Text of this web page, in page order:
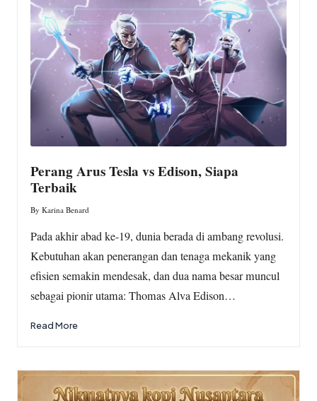
w
s.
Perang Arus Tesla vs Edison, Siapa
Terbaik
Posted
By Karina Benard
Pada akhir abad ke-19, dunia berada di ambang revolusi.
Kebutuhan akan penerangan dan tenaga mekanik yang
efisien semakin mendesak, dan dua nama besar muncul
sebagai pionir utama: Thomas Alva Edison…
Read More